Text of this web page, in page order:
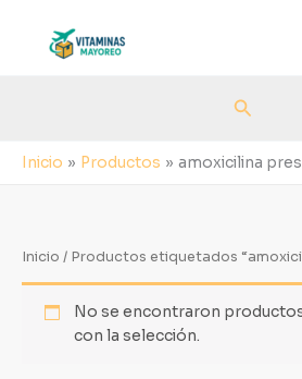
contenido
Buscar
Inicio Productos amoxicilina
Inicio / Productos etiquetados
No se encontraron
con la selección.